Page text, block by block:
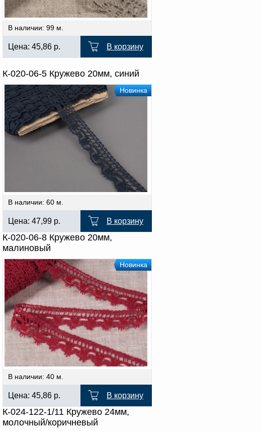
В наличии: 99 м.
Цена: 45,86 р. В корзину
К-020-06-5 Кружево 20мм, синий
Новинка
В наличии: 60 м.
Цена: 47,99 р. В корзину
К-020-06-8 Кружево 20мм,
малиновый
Новинка
В наличии: 40 м.
Цена: 45,86 р. В корзину
К-024-122-1/11 Кружево 24мм,
молочный/коричневый